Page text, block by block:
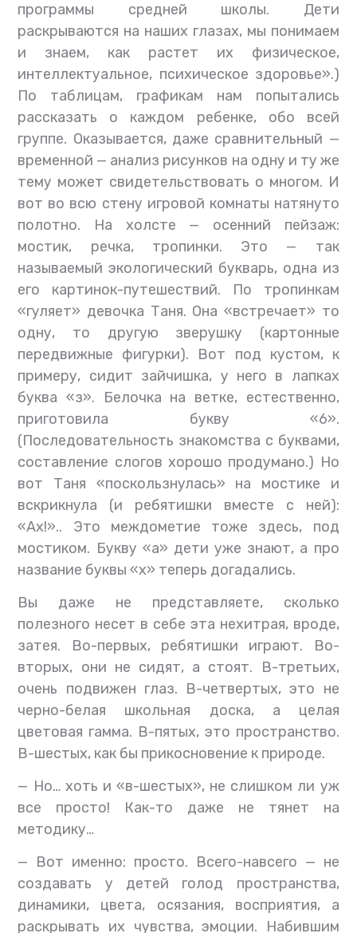
программы средней школы. Дети
раскрываются на наших глазах, мы понимаем
и знаем, как растет их физическое,
интеллектуальное, психическое здоровье».)
По таблицам, графикам нам попытались
рассказать о каждом ребенке, обо всей
группе. Оказывается, даже сравнительный —
временной — анализ рисунков на одну и ту же
тему может свидетельствовать о многом. И
вот во всю стену игровой комнаты натянуто
полотно. На холсте — осенний пейзаж:
мостик, речка, тропинки. Это — так
называемый экологический букварь, одна из
его картинок-путешествий. По тропинкам
«гуляет» девочка Таня. Она «встречает» то
одну, то другую зверушку (картонные
передвижные фигурки). Вот под кустом, к
примеру, сидит зайчишка, у него в лапках
буква «з». Белочка на ветке, естественно,
приготовила букву «6».
(Последовательность знакомства с буквами,
составление слогов хорошо продумано.) Но
вот Таня «поскользнулась» на мостике и
вскрикнула (и ребятишки вместе с ней):
«Ах!».. Это междометие тоже здесь, под
мостиком. Букву «а» дети уже знают, а про
название буквы «х» теперь догадались.
Вы даже не представляете, сколько
полезного несет в себе эта нехитрая, вроде,
затея. Во-первых, ребятишки играют. Во-
вторых, они не сидят, а стоят. В-третьих,
очень подвижен глаз. В-четвертых, это не
черно-белая школьная доска, а целая
цветовая гамма. В-пятых, это пространство.
В-шестых, как бы прикосновение к природе.
— Но… хоть и «в-шестых», не слишком ли уж
все просто! Как-то даже не тянет на
методику…
— Вот именно: просто. Всего-навсего — не
создавать у детей голод пространства,
динамики, цвета, осязания, восприятия, а
раскрывать их чувства, эмоции. Набившим